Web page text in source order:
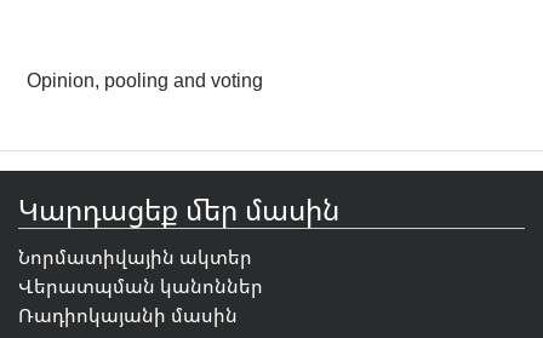
Opinion, pooling and voting
Կարդացեք մեր մասին
Նորմատիվային ակտեր
Վերատպման կանոններ
Ռադիոկայանի մասին